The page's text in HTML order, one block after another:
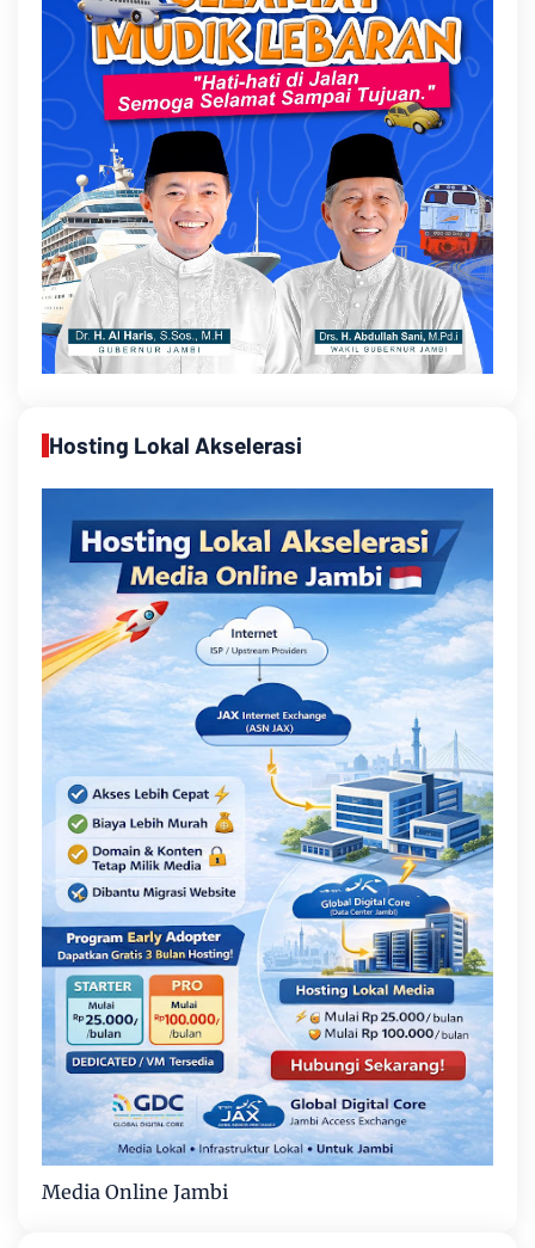
Hosting Lokal Akselerasi
Media Online Jambi